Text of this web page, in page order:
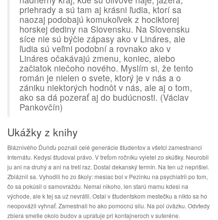
priehrady a sú tam aj krásni ľudia, ktorí sa
naozaj podobajú komukoľvek z hociktorej
horskej dediny na Slovensku. Na Slovensku
síce nie sú býčie zápasy ako v Lináres, ale
ľudia sú veľmi podobní a rovnako ako v
Lináres očakávajú zmenu, koniec, alebo
začiatok niečoho nového. Myslím si, že tento
román je nielen o svete, ktorý je v nás a o
zániku niektorých hodnôt v nás, ale aj o tom,
ako sa dá pozerať aj do budúcnosti. (Václav
Pankovčín)
Ukážky z knihy
Bláznivého Ďuňďu poznali celé generácie študentov a všetci zamestnanci
Internátu. Kedysi študoval právo. V treťom ročníku vyletel zo skúšky. Neurobil
ju ani na druhý a ani na tretí raz. Dostal dekanský termín. Na ten už neprišiel.
Zbláznil sa. Vyhodili ho zo školy: mesiac bol v Pezinku na psychiatrii po tom,
čo sa pokúsil o samovraždu. Nemal nikoho, len starú mamu kdesi na
východe, ale k tej sa už nevrátil. Ostal v študentskom mestečku a nikto sa ho
neopovážil vyhnať. Zamestnali ho ako pomocnú silu. Na pol úväzku. Odvtedy
zbiera smetie okolo budov a upratuje pri kontajneroch v suteréne.